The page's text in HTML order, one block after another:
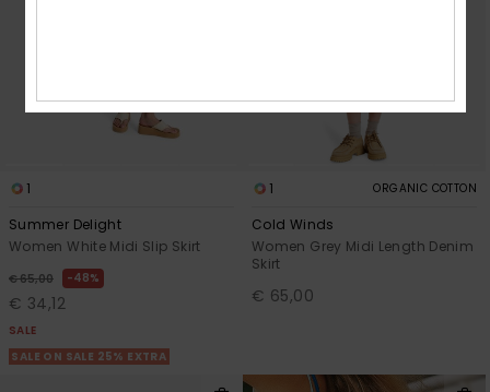
1
Summer Delight
Women White Midi Slip Skirt
€ 65,00 48%
€ 34,12
SALE
SALE ON SALE 25% EXTRA
1 ORGANIC COTTON
Cold Winds
Women Grey Midi Length Denim
Skirt
€ 65,00